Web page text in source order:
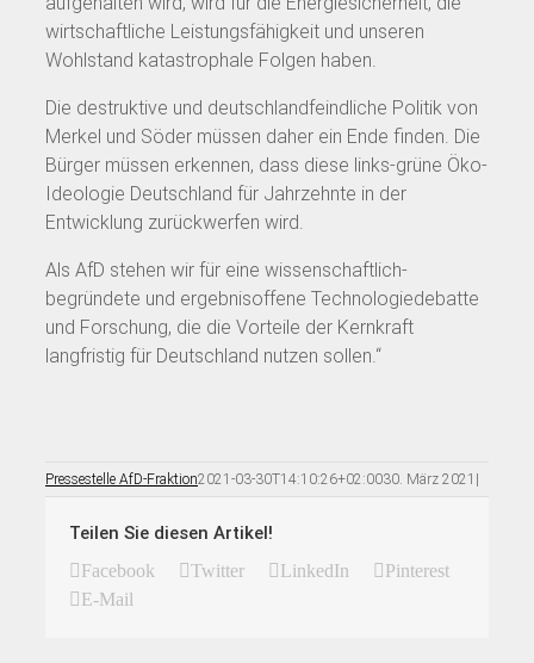
wirtschaftliche Leistungsfähigkeit und unseren
Wohlstand katastrophale Folgen haben.
Die destruktive und deutschlandfeindliche Politik von
Merkel und Söder müssen daher ein Ende finden. Die
Bürger müssen erkennen, dass diese links-grüne Öko-
Ideologie Deutschland für Jahrzehnte in der
Entwicklung zurückwerfen wird.
Als AfD stehen wir für eine wissenschaftlich-
begründete und ergebnisoffene Technologiedebatte
und Forschung, die die Vorteile der Kernkraft
langfristig für Deutschland nutzen sollen.“
Pressestelle AfD-Fraktion2021-03-30T14:10:26+02:0030. März 2021 |
Teilen Sie diesen Artikel!
Facebook Twitter LinkedIn
Pinterest
E-Mail